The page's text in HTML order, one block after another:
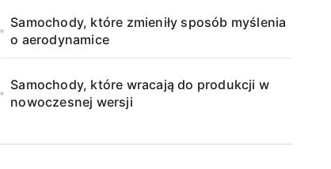
Samochody, które zmieniły sposób myślenia
o aerodynamice
Samochody, które wracają do produkcji w
nowoczesnej wersji